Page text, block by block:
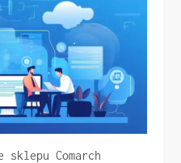
sklepu Comarch